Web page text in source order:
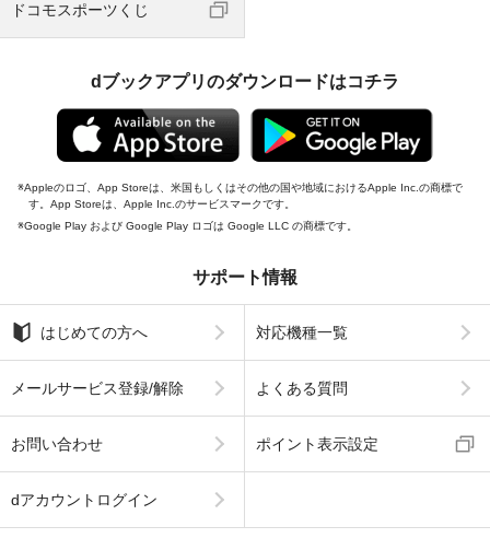
ドコモスポーツくじ
dブックアプリのダウンロードはコチラ
Appleのロゴ、App Storeは、米国もしくはその他の国や地域におけるApple Inc.の商標で
す。App Storeは、Apple Inc.のサービスマークです。
Google Play および Google Play ロゴは Google LLC の商標です。
サポート情報
はじめての方へ 対応機種一覧
メールサービス登録/解除 よくある質問
お問い合わせ ポイント表示設定
dアカウントログイン